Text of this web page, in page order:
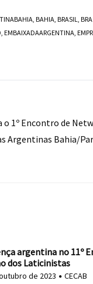
, BAHIA, BRASIL,
, EMBAIXADAARGENTINA,
o 1º Encontro de
Argentinas Bahia/
argentina no 11º
dos Laticinistas
de 2023 CECAB